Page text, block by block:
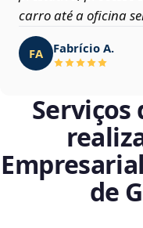
carro até a oficina
FA Fabrício A.
Serviços
de